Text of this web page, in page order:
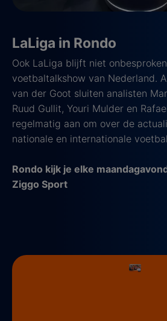
LaLiga in Rondo
Ook LaLiga blijft niet
voetbaltalkshow van Nederland.
van der Goot sluiten analisten
Ruud Gullit, Youri Mulder en
regelmatig aan om over de
nationale en internationale
Rondo kijk je elke
Ziggo Sport